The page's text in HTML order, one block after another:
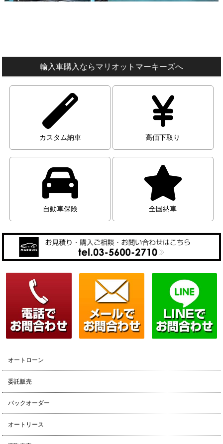
輸入車購入ならマリオットマーキーズへ
カスタム納車 高価下取り
自動車保険 全国納車
オートローン
委託販売
バックオーダー
オートリース